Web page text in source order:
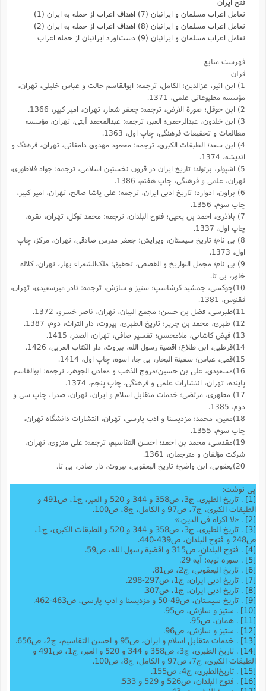
تعامل اعراب مسلمان و ایرانیان (7) اهداف اعراب از حمله به ایران (1)
تعامل اعراب مسلمان و ایرانیان (8) اهداف اعراب از حمله به ایران (2)
تعامل اعراب مسلمان و ایرانیان (9) دست‌آورد ایرانیان از حمله اعراب
فهرست منابع
قرآن
1) ابن اثیر، عزالدین؛ الکامل، ترجمه: ابوالقاسم حالت و عباس خلیلى، تهران،
مؤسسه مطبوعاتى علمى، 1371.
2) ابن حوقل؛ صورة الارض، ترجمه: جعفر شعار، تهران، امیر کبیر، 1366.
3) ابن‌ خلدون، عبد‌الرحمن؛ العبر، ترجمه: عبد‌المحمد آیتی، تهران، مؤسسه
مطالعات و تحقیقات فرهنگی، چاپ اول، 1363.
4) ابن سعد؛ الطبقات الکبری، ترجمه: محمود مهدوی دامغانی، تهران، فرهنگ و
اندیشه، 1374.
5) اشپولر، برتولد؛ تاریخ ایران در قرون نخستین اسلامی، ترجمه: جواد فلاطوری،
تهران، علمی و فرهنگی، چاپ هفتم، 1386.
6) براون، ادوارد؛ تاریخ ادبی ایران، ترجمه: علی پاشا صالح، تهران، امیر کبیر،
چاپ سوم، 1356.
7) بلاذری، احمد بن یحیی؛ فتوح البلدان، ترجمه: محمد توکل، تهران، نقره،
چاپ اول، 1337.
8) بی نام؛ تاریخ سیستان، ویرایش: جعفر مدرس صادقی، تهران، مرکز، چاپ
اول، 1373.
9) بی نام؛ مجمل التواریخ و القصص، تحقیق: ملک‌الشعراء بهار، تهران، کلاله
خاور، بى تا.
10)چوکسی، جمشید کرشاسپ؛ ستیز و سازش، ‌ترجمه: نادر میر‌سعیدی، تهران،
ققنوس، 1381.
11)طبرسی، فضل بن حسن؛ مجمع البیان، تهران، ناصر خسرو، 1372.
12) طبری، محمد بن جریر؛ تاریخ الطبری، بیروت، دار التراث، دوم، 1387.
13) فیض کاشانی، ملا‌محسن؛ تفسیر صافی، تهران، الصدر، 1415.
14)قرطبی، ابن طلاع؛ اقضیة رسول الله، بیروت، دار الکتاب العربی، 1426.
15)قمی، عباس؛ سفینة البحار، بی جا، ‌اسوه، چاپ اول، 1414.
16)مسعودی، علی بن حسین؛
مروج الذهب و معادن الجوهر، ترجمه: ابوالقاسم
پاینده، تهران، انتشارات علمى و فرهنگى، چاپ پنجم، 1374.
17) مطهری، مرتضی؛ خدمات متقابل اسلام و ایران، تهران، صدرا، چاپ سی و
دوم، 1385.
18)معین، محمد؛ مزدیسنا و ادب پارسی، تهران،‌ انتشارات دانشگاه تهران،
چاپ سوم، 1355.
19)مقدسی، محمد بن احمد؛ احسن التقاسیم، ترجمه: علی منزوی، تهران،
شرکت مؤلفان و مترجمان، 1361.
20)یعقوبى، ابن واضح؛ تاریخ الیعقوبى، بیروت، دار صادر، بی تا.
پی نوشت:
. تاریخ الطبری، ج3، ص358 و 344 و 520 و العبر، ج1، ص491 و
الطبقات الکبری، ج7، ص97 و الکامل، ج8، ص100.
. «لا اکراه فی الدین.»
. تاریخ الطبری، ج3، ص358 و 344 و 520 و الطبقات الکبری، ج1،
ص248 و فتوح البلدان، ص439-440.
. فتوح البلدان، ص315 و اقضیة رسول الله، ص59.
. سوره توبه: آیه 29.
. تاریخ الیعقوبی، ج2، ص81.
. تاریخ ادبی ایران، ج1، ص297-298.
. تاریخ ادبی ایران، ج1، ص307.
. تاریخ سیستان، ص49-50 و مزدیسنا و ادب پارسی، ص463-462.
. ستیز و سازش، ص95.
. همان، ص95.
. ستیز و سازش، ص96.
. خدمات متقابل اسلام و ایران، ص95 و احسن التقاسیم، ج2، ص656.
. تاریخ الطبری، ج3، ص358 و 344 و 520 و العبر، ج1، ص491 و
الطبقات الکبری، ج7، ص97 و الکامل، ج8، ص100.
. تاریخ‌الطبری، ج‌4، ص155.
. فتوح البلدان، ص526 و 529 و 533.